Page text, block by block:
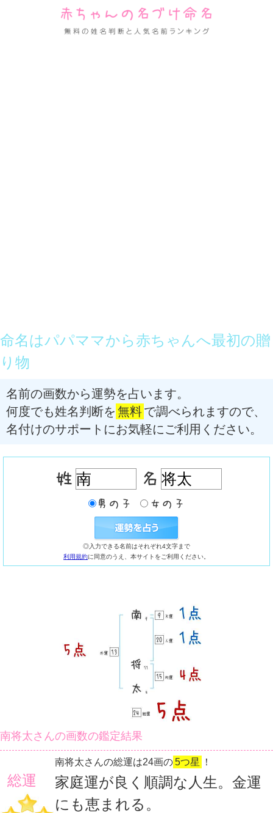
命名はパパママから赤ちゃんへ最初の贈
り物
名前の画数から運勢を占います。
何度でも姓名判断を 無料で調べられますので、
名付けのサポートにお気軽にご利用ください。
◎入力できる名前はそれぞれ4文字まで
利用規約に同意のうえ、本サイトをご利用ください。
南将太さんの画数の鑑定結果
総運
南将太さんの総運は24画の5つ星 ！
家庭運が良く順調な人生。金運
にも恵まれる。